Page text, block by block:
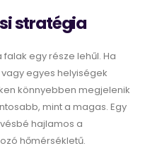
stratégia
egy része lehűl. Ha
egyes helyiségek
könnyebben megjelenik
mint a magas. Egy
hajlamos a
hőmérsékletű.